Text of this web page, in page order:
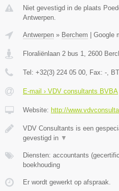
Niet gevestigd in de plaats
Antwerpen.
Antwerpen » Berchem | Google
Floraliënlaan 2 bus 1 2600
Tel: +32(3) 224 05 00 , Fax: - ,
E-mail › VDV consultants BVBA
Website: http://
VDV Consultants is een
gevestigd in ▼
Diensten: accountants
boekhouding
Er wordt gewerkt op afspraak.